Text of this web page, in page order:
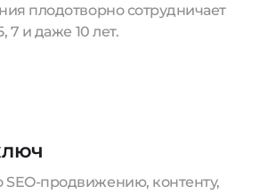
плодотворно сотрудничает
7 и даже 10 лет.
SEO-продвижению, контенту,